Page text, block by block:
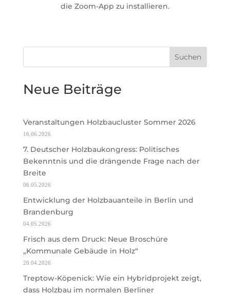
die Zoom-App zu installieren.
Suchen
Neue Beiträge
Veranstaltungen Holzbaucluster Sommer 2026
16.06.2026
7. Deutscher Holzbaukongress: Politisches
Bekenntnis und die drängende Frage nach der
Breite
06.05.2026
Entwicklung der Holzbauanteile in Berlin und
Brandenburg
04.05.2026
Frisch aus dem Druck: Neue Broschüre
„Kommunale Gebäude in Holz“
20.04.2026
Treptow-Köpenick: Wie ein Hybridprojekt zeigt,
dass Holzbau im normalen Berliner